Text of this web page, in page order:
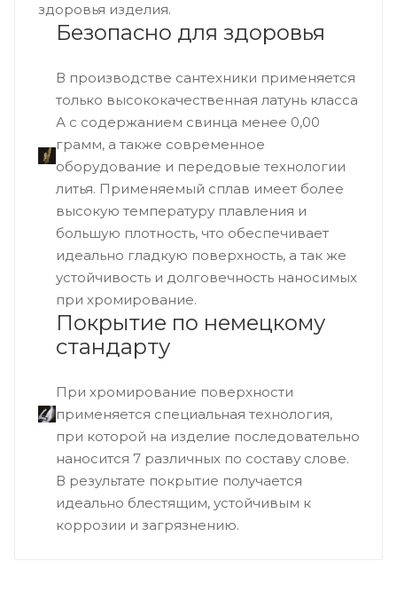
здоровья изделия.
Безопасно для здоровья
В производстве сантехники применяется
только высококачественная латунь класса
А с содержанием свинца менее 0,00
грамм, а также современное
оборудование и передовые технологии
литья. Применяемый сплав имеет более
высокую температуру плавления и
большую плотность, что обеспечивает
идеально гладкую поверхность, а так же
устойчивость и долговечность наносимых
при хромирование.
Покрытие по немецкому
стандарту
При хромирование поверхности
применяется специальная технология,
при которой на изделие последовательно
наносится 7 различных по составу слове.
В результате покрытие получается
идеально блестящим, устойчивым к
коррозии и загрязнению.